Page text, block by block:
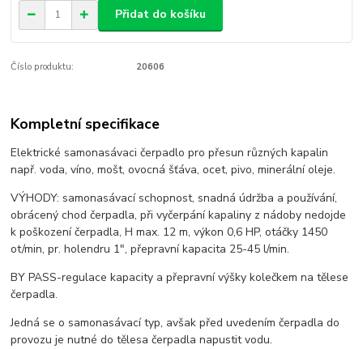
Přidat do košíku
Číslo produktu: 20606
Kompletní specifikace
Elektrické samonasávaci čerpadlo pro přesun různých kapalin
např. voda, víno, mošt, ovocná šťáva, ocet, pivo, minerální oleje.
VÝHODY: samonasávací schopnost, snadná údržba a používání,
obrácený chod čerpadla, při vyčerpání kapaliny z nádoby nedojde
k poškození čerpadla, H max. 12 m, výkon 0,6 HP, otáčky 1450
ot/min, pr. holendru 1", přepravní kapacita 25-45 l/min.
BY PASS-regulace kapacity a přepravní výšky kolečkem na tělese
čerpadla.
Jedná se o samonasávací typ, avšak před uvedením čerpadla do
provozu je nutné do tělesa čerpadla napustit vodu.